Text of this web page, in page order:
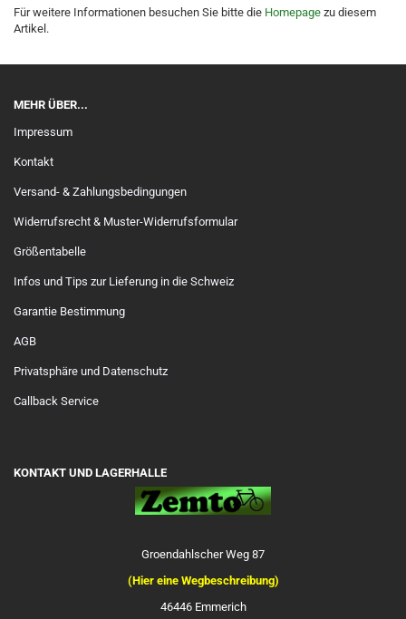
Für weitere Informationen besuchen Sie bitte die Homepage zu diesem
Artikel.
MEHR ÜBER...
Impressum
Kontakt
Versand- & Zahlungsbedingungen
Widerrufsrecht & Muster-Widerrufsformular
Größentabelle
Infos und Tips zur Lieferung in die Schweiz
Garantie Bestimmung
AGB
Privatsphäre und Datenschutz
Callback Service
KONTAKT UND LAGERHALLE
Groendahlscher Weg 87
(Hier eine Wegbeschreibung)
46446 Emmerich